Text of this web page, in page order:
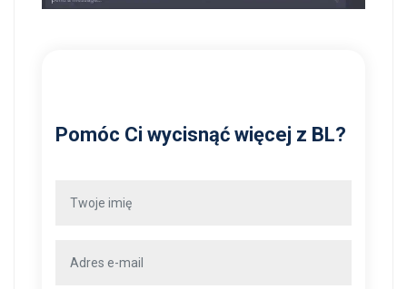
Pomóc Ci wycisnąć więcej z BL?